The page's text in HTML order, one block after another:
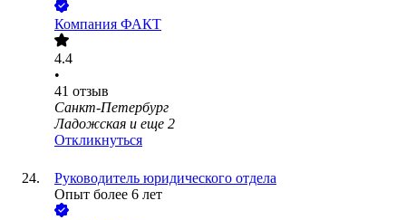
Компания ФАКТ
4.4
•
41 отзыв
Санкт-Петербург
Ладожская и еще 2
Откликнуться
Руководитель юридического отдела
Опыт более 6 лет